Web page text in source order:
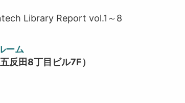
Library Report vol.1～8
ーム
田8丁目ビル7F）